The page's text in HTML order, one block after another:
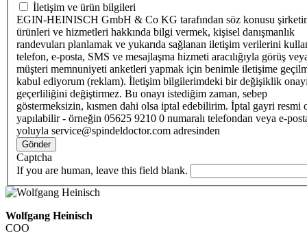
İletişim ve ürün bilgileri
EGIN-HEINISCH GmbH & Co KG tarafından söz konusu
ürünleri ve hizmetleri hakkında bilgi vermek, kişisel danışmanlık
randevuları planlamak ve yukarıda sağlanan iletişim verilerini
telefon, e-posta, SMS ve mesajlaşma hizmeti aracılığıyla görüş
müşteri memnuniyeti anketleri yapmak için benimle iletişime
kabul ediyorum (reklam). İletişim bilgilerimdeki bir değişiklik
geçerliliğini değiştirmez. Bu onayı istediğim zaman, sebep
göstermeksizin, kısmen dahi olsa iptal edebilirim. İptal gayri resmi
yapılabilir - örneğin 05625 9210 0 numaralı telefondan veya e-
yoluyla service@spindeldoctor.com adresinden
Gönder
Captcha
If you are human, leave this field blank.
Wolfgang Heinisch
COO